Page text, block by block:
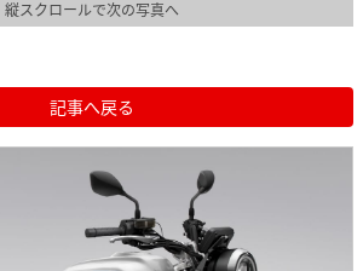
縦スクロールで次の写真へ
記事へ戻る